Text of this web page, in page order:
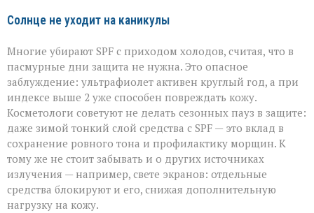
Солнце не уходит на каникулы
Многие убирают SPF с приходом холодов, считая, что в
пасмурные дни защита не нужна. Это опасное
заблуждение: ультрафиолет активен круглый год, а при
индексе выше 2 уже способен повреждать кожу.
Косметологи советуют не делать сезонных пауз в защите:
даже зимой тонкий слой средства с SPF — это вклад в
сохранение ровного тона и профилактику морщин. К
тому же не стоит забывать и о других источниках
излучения — например, свете экранов: отдельные
средства блокируют и его, снижая дополнительную
нагрузку на кожу.